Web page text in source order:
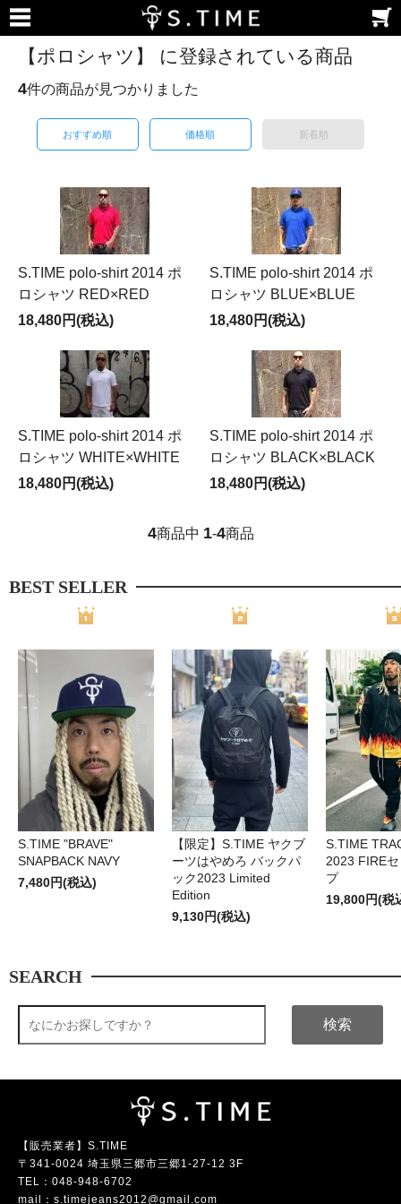
【ポロシャツ】 に登録されている商品
4件の商品が見つかりました
おすすめ順 価格順 新着順
S.TIME polo-shirt 2014 ポ
ロシャツ RED×RED
18,480円(税込)
S.TIME polo-shirt 2014 ポ
ロシャツ BLUE×BLUE
18,480円(税込)
S.TIME polo-shirt 2014 ポ
ロシャツ WHITE×WHITE
18,480円(税込)
S.TIME polo-shirt 2014 ポ
ロシャツ BLACK×BLACK
18,480円(税込)
4商品中 1-4商品
BEST SELLER
S.TIME "BRAVE"
SNAPBACK NAVY
7,480円(税込)
【限定】S.TIME ヤクブ
ーツはやめろ バックパ
ック2023 Limited
Edition
9,130円(税込)
S.TIME
2023 FIRE
プ
19,800円(税
SEARCH
検索
【販売業者】S.TIME
〒341-0024 埼玉県三郷市三郷1-27-12 3F
TEL： 048-948-6702
mail： s.timejeans2012@gmail.com